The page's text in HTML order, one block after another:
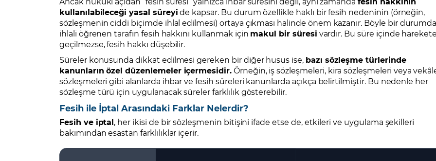
kullanılabileceği yasal süreyide kapsar. Bu durum özellikle haklı bir fesih nedeninin (örneğin,
sözleşmenin ciddi biçimde ihlal edilmesi) ortaya çıkması halinde önem kazanır. Böyle bir
ihlali öğrenen tarafın fesih hakkını kullanmak için makul bir süresi vardır. Bu süre içinde harekete
geçilmezse, fesih hakkı düşebilir.
Süreler konusunda dikkat edilmesi gereken bir diğer husus ise, bazı sözleşme türlerinde
kanunların özel düzenlemeler içermesidir.Örneğin, iş sözleşmeleri, kira sözleşmeleri veya
sözleşmeleri gibi alanlarda ihbar ve fesih süreleri kanunlarda açıkça belirtilmiştir. Bu nedenle her
sözleşme türü için uygulanacak süreler farklılık gösterebilir.
Fesih ile İptal Arasındaki Farklar Nelerdir?
Fesih ve iptal, her ikisi de bir sözleşmenin bitişini ifade etse de, etkileri ve uygulama şekilleri
bakımından esastan farklılıklar içerir.